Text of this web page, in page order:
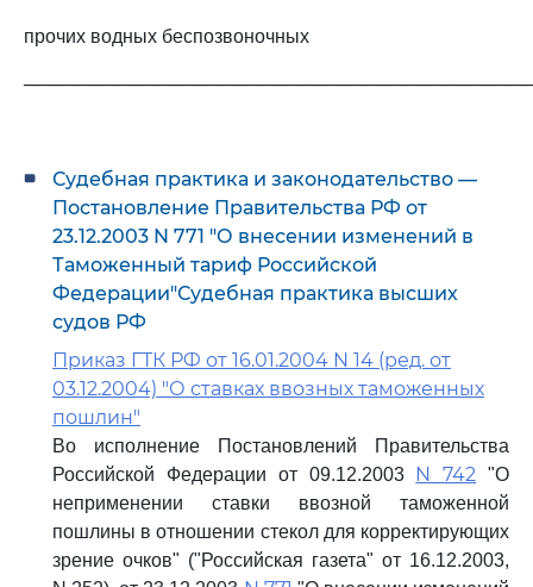
прочих водных беспозвоночных
Судебная практика и законодательство —
Постановление Правительства РФ от
23.12.2003 N 771 "О внесении изменений в
Таможенный тариф Российской
Федерации"Судебная практика высших
судов РФ
Приказ ГТК РФ от 16.01.2004 N 14 (ред. от
03.12.2004) "О ставках ввозных таможенных
пошлин"
Во исполнение Постановлений Правительства
Российской Федерации от 09.12.2003 N 742 "О
неприменении ставки ввозной таможенной
пошлины в отношении стекол для корректирующих
зрение очков" ("Российская газета" от 16.12.2003,